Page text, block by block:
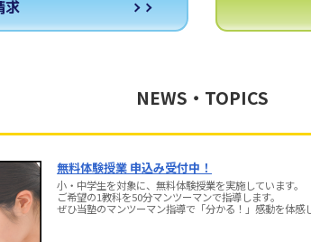
求
NEWS・TOPICS
無料体験授業 申込み受付中！
小・中学生を対象に、無料体験授業を実施しています。
ご希望の1教科を50分マンツーマンで指導します。
ぜひ当塾のマンツーマン指導で「分かる！」感動を体感